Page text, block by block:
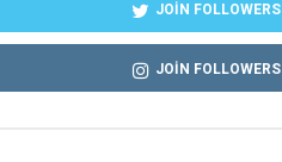
JOIN FOLLOWERS
JOIN FOLLOWERS